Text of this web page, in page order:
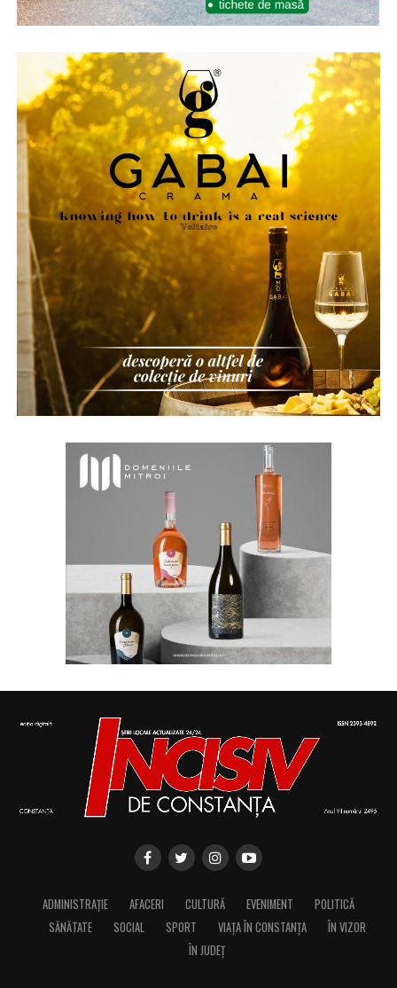
ADMINISTRAȚIE AFACERI CULTURĂ EVENIMENT
POLITICĂ
SĂNĂTATE
SOCIAL SPORT VIAȚA ÎN CONSTANȚA
ÎN VIZOR
ÎN JUDEȚ